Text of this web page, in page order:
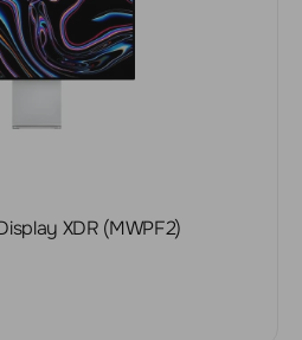
XDR (MWPF2)